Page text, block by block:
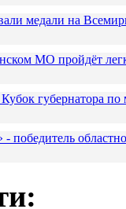
медали на
МО пройдёт
губернатора по
победитель